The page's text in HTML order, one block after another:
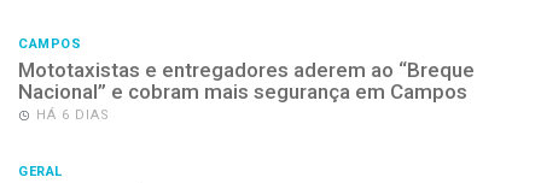
CAMPOS
Mototaxistas e entregadores aderem ao “Breque
Nacional” e cobram mais segurança em Campos
HÁ 6 DIAS
GERAL